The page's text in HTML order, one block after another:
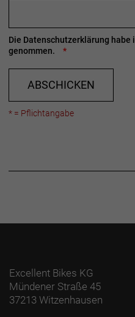
Die Datenschutzerklärung habe
genommen.
ABSCHICKEN
* = Pflichtangabe
Excellent Bikes KG
Mündener Straße 45
37213 Witzenhausen